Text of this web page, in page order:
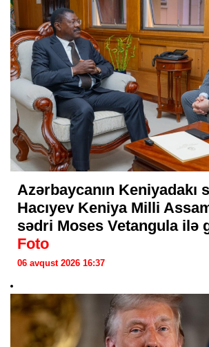
Azərbaycanın Keniyadakı
Hacıyev Keniya Milli
sədri Moses Vetangula ilə
Foto
06 avqust 2026 16:37